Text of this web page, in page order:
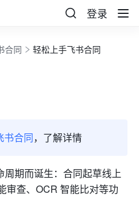
登录
合同 轻松上手飞书合同
书合同，了解详情
期而诞生：合同起草线上
审查、OCR 智能比对等功